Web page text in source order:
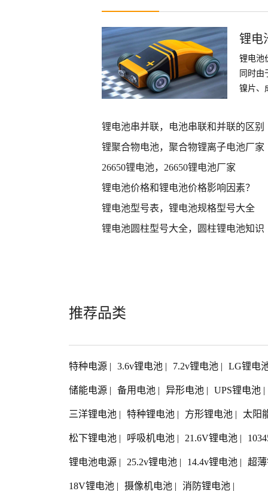
锂电
锂电池
同时由
镍片、
锂电池串并联，电池串联和并联的区别
锂聚合物电池，聚合物锂离子电池厂家
26650锂电池，26650锂电池厂家
锂电池价格和锂电池价格影响因素？
锂电池型号表，锂电池规格型号大全
锂电池圆柱型号大全，圆柱锂电池知识
推荐品类
特种电源 | 3.6v锂电池 | 7.2v锂电池 | LG锂电
储能电源 | 备用电池 | 异形电池 | UPS锂电池 |
三洋锂电池 | 特种锂电池 | 方形锂电池 | 太阳
松下锂电池 | 呼吸机电池 | 21.6V锂电池 |
锂电池电源 | 25.2v锂电池 | 14.4v锂电池 | 超
18V锂电池 | 摄像机电池 | 消防锂电池 |